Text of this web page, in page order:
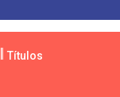
Títulos